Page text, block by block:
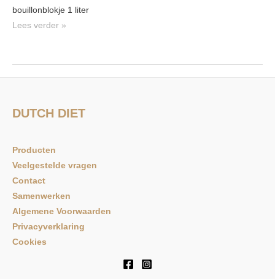
bouillonblokje 1 liter
Lees verder »
DUTCH DIET
Producten
Veelgestelde vragen
Contact
Samenwerken
Algemene Voorwaarden
Privacyverklaring
Cookies